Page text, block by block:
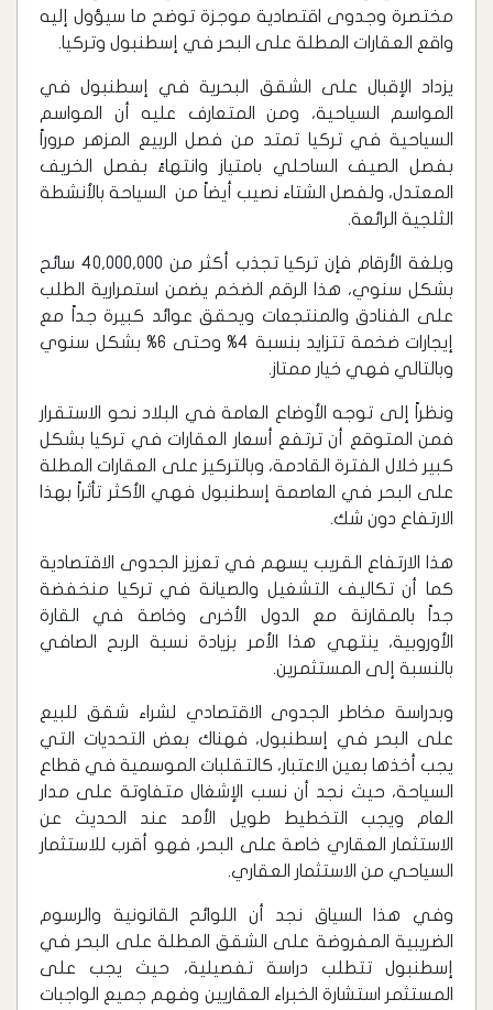
مختصرة وجدوى اقتصادية موجزة توضح ما سيؤول إليه
واقع العقارات المطلة على البحر في إسطنبول وتركيا.
يزداد الإقبال على الشقق البحرية في إسطنبول في
المواسم السياحية، ومن المتعارف عليه أن المواسم
السياحية في تركيا تمتد من فصل الربيع المزهر مروراً
بفصل الصيف الساحلي بامتياز وانتهاءً بفصل الخريف
المعتدل، ولفصل الشتاء نصيب أيضاً من السياحة بالأنشطة
الثلجية الرائعة.
وبلغة الأرقام فإن تركيا تجذب أكثر من 40,000,000 سائح
بشكل سنوي، هذا الرقم الضخم يضمن استمرارية الطلب
على الفنادق والمنتجعات ويحقق عوائد كبيرة جداً مع
إيجارات ضخمة تتزايد بنسبة 4% وحتى 6% بشكل سنوي
وبالتالي فهي خيار ممتاز.
ونظراً إلى توجه الأوضاع العامة في البلاد نحو الاستقرار
فمن المتوقع أن ترتفع أسعار العقارات في تركيا بشكل
كبير خلال الفترة القادمة، وبالتركيز على العقارات المطلة
على البحر في العاصمة إسطنبول فهي الأكثر تأثراً بهذا
الارتفاع دون شك.
هذا الارتفاع القريب يسهم في تعزيز الجدوى الاقتصادية
كما أن تكاليف التشغيل والصيانة في تركيا منخفضة
جداً بالمقارنة مع الدول الأخرى وخاصة في القارة
الأوروبية، ينتهي هذا الأمر بزيادة نسبة الربح الصافي
بالنسبة إلى المستثمرين.
وبدراسة مخاطر الجدوى الاقتصادي لشراء شقق للبيع
على البحر في إسطنبول، فهناك بعض التحديات التي
يجب أخذها بعين الاعتبار، كالتقلبات الموسمية في قطاع
السياحة، حيث نجد أن نسب الإشغال متفاوتة على مدار
العام ويجب التخطيط طويل الأمد عند الحديث عن
الاستثمار العقاري خاصة على البحر، فهو أقرب للاستثمار
السياحي من الاستثمار العقاري.
وفي هذا السياق نجد أن اللوائح القانونية والرسوم
الضريبية المفروضة على الشقق المطلة على البحر في
إسطنبول تتطلب دراسة تفصيلية، حيث يجب على
المستثمر استشارة الخبراء العقاريين وفهم جميع الواجبات